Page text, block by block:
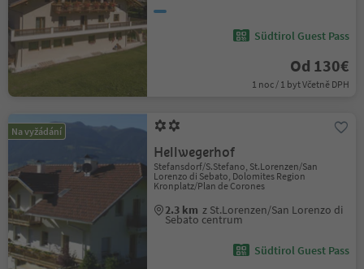
Südtirol Guest Pass
Od 130€
1 noc / 1 byt Včetně DPH
Na vyžádání
Hellwegerhof
Stefansdorf/S.Stefano, St.Lorenzen/San
Lorenzo di Sebato, Dolomites Region
Kronplatz/Plan de Corones
2.3 km z St.Lorenzen/San Lorenzo di
Sebato centrum
Südtirol Guest Pass